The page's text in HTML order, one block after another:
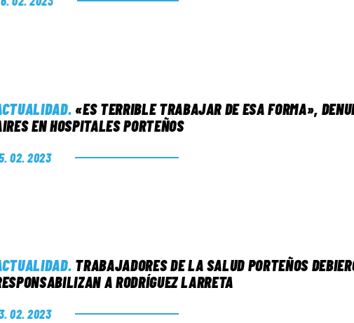
. «ES TERRIBLE TRABAJAR DE ESA FORMA»,
EN HOSPITALES PORTEÑOS
02. 2023
. TRABAJADORES DE LA SALUD PORTEÑOS
A RODRÍGUEZ LARRETA
02. 2023